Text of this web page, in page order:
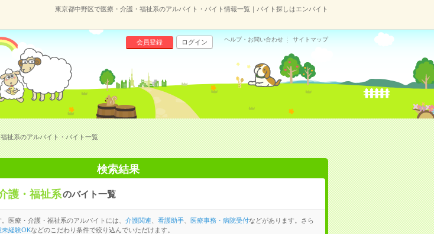
東京都中野区で医療・介護・福祉系のアルバイト・バイト情報一覧｜バイト探しはエンバイト
会員登録 ログイン ヘルプ・お問い合わせ サイトマップ
祉系のアルバイト・バイト一覧
検索結果
護・福祉系のバイト一覧
医療・介護・福祉系のアルバイトには、 介護関連 看護助手、 医療事務・病院受付などがあります。さら
未経験OKなどのこだわり条件で絞り込んでいただけます。